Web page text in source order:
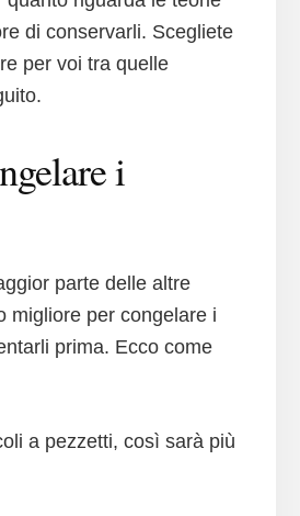
di conservarli. Scegliete
per voi tra quelle
i
parte delle altre
migliore per congelare i
prima. Ecco come
a pezzetti, così sarà più